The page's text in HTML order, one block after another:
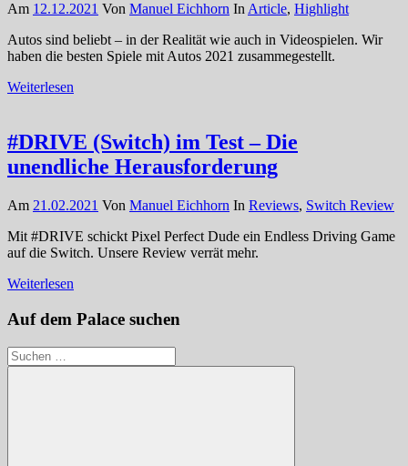
Am 12.12.2021 Von Manuel Eichhorn InArticle, Highlight
Autos sind beliebt – in der Realität wie auch in Videospielen. Wir
haben die besten Spiele mit Autos 2021 zusammegestellt.
Weiterlesen
#DRIVE (Switch) im Test – Die
unendliche Herausforderung
Am 21.02.2021 Von Manuel Eichhorn In Reviews, Switch Review
Mit #DRIVE schickt Pixel Perfect Dude ein Endless Driving Game
auf die Switch. Unsere Review verrät mehr.
Weiterlesen
Auf dem Palace suchen
Suchen
nach: